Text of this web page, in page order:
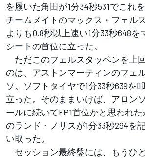
を履いた角田が1分34秒531でこれ
チームメイトのマックス・フェル
よりも0.8秒以上速い1分33秒648を
シートの首位に立った。
ただこのフェルスタッペンを上
のは、アストンマーティンのフェ
ソ。ソフトタイヤで1分33秒639を
立った。そのままいけば、アロン
ールに続いてFP1首位かと思われ
のランド・ノリスが1分33秒294を
い取った。
セッション最終盤には、もうひ